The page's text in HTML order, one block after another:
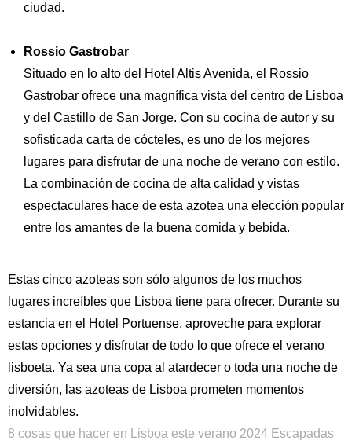
ciudad.
Rossio Gastrobar
Situado en lo alto del Hotel Altis Avenida, el Rossio
Gastrobar ofrece una magnífica vista del centro de Lisboa
y del Castillo de San Jorge. Con su cocina de autor y su
sofisticada carta de cócteles, es uno de los mejores
lugares para disfrutar de una noche de verano con estilo.
La combinación de cocina de alta calidad y vistas
espectaculares hace de esta azotea una elección popular
entre los amantes de la buena comida y bebida.
Estas cinco azoteas son sólo algunos de los muchos
lugares increíbles que Lisboa tiene para ofrecer. Durante su
estancia en el Hotel Portuense, aproveche para explorar
estas opciones y disfrutar de todo lo que ofrece el verano
lisboeta. Ya sea una copa al atardecer o toda una noche de
diversión, las azoteas de Lisboa prometen momentos
inolvidables.
8 cosas que hacer en Lisboa este verano 2024 Escapadas